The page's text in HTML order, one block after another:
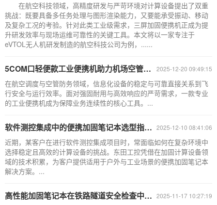
在航空科技领域，高精度研发与严苛环境对计算设备提出了双重
挑战：既要具备多任务处理与图形渲染能力，又要能承受振动、移动
及复杂工况的考验。针对此类工业级需求，三屏加固便携机正成为提
升研发效率与现场运维可靠性的关键工具。本文将以一家专注于
eVTOL无人机研发制造的航空科技公司为例，......
2025-12-20 09:49:15
5COM口轻便款工业便携机助力机场空管调度智能化|DT-1415CU-WH110
在航空调度与空管防务领域，信息化设备的稳定与可靠直接关系到飞
行安全与运行效率。面对强固耐用与高效响应的严苛需求，一款专业
的工业便携机成为保障业务连续性的核心工具。...
2025-12-10 08:41:06
软件测控集成中的便携加固笔记本选型指南|DTN-S1511TG
近期，某客户在进行软件测控集成项目时，常面临如何在复杂环境中
选择稳定且高效的计算设备的挑战。东田工控凭借在加固计算设备领
域的技术积累，为客户提供适用于户外与工业场景的便携加固笔记本
解决方案。...
2025-11-17 10:27:19
高性能加固笔记本在铁路隧道安全检查中的成功应用：东田方案解析